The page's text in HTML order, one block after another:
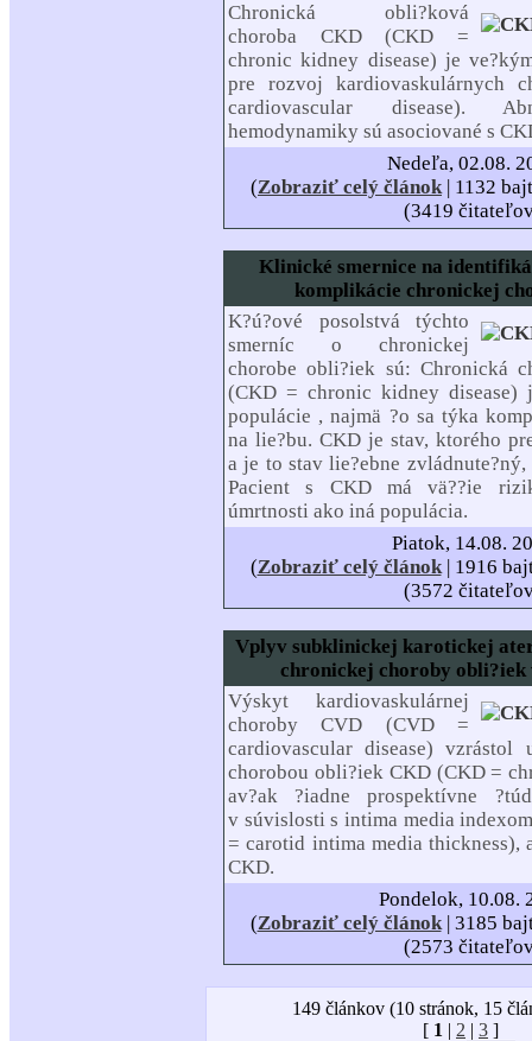
Chronická obli?ková
choroba CKD (CKD =
chronic kidney disease) je
pre rozvoj kardiovaskulárnych
cardiovascular disease).
hemodynamiky sú asociované s
Nedeľa, 02.08.
(Zobraziť celý článok| 1132
(3419
Klinické smernice na
komplikácie chronickej
K?ú?ové posolstvá týchto
smerníc o chronickej
chorobe obli?iek sú: Chronická
(CKD = chronic kidney disease)
populácie , najmä ?o sa týka
na lie?bu. CKD je stav, ktorého
a je to stav lie?ebne
Pacient s CKD má vä??ie
úmrtnosti ako iná populácia.
Piatok, 14.08.
(Zobraziť celý článok| 1916
(3572
Vplyv subklinickej karotickej
chronickej choroby obli?iek
Výskyt kardiovaskulárnej
choroby CVD (CVD =
cardiovascular disease)
chorobou obli?iek CKD (CKD =
av?ak ?iadne prospektívne
v súvislosti s intima media
= carotid intima media
CKD.
Pondelok, 10.08.
(Zobraziť celý článok| 3185
(2573
149 článkov (10 stránok, 15
[ 1 | 2 | 3 ]